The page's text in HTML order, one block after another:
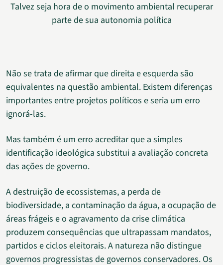
Talvez seja hora de o movimento ambiental recuperar
parte de sua autonomia política
Não se trata de afirmar que direita e esquerda são
equivalentes na questão ambiental. Existem diferenças
importantes entre projetos políticos e seria um erro
ignorá-las.
Mas também é um erro acreditar que a simples
identificação ideológica substitui a avaliação concreta
das ações de governo.
A destruição de ecossistemas, a perda de
biodiversidade, a contaminação da água, a ocupação de
áreas frágeis e o agravamento da crise climática
produzem consequências que ultrapassam mandatos,
partidos e ciclos eleitorais. A natureza não distingue
governos progressistas de governos conservadores. Os